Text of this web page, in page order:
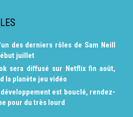
des derniers rôles de Sam Neill
juillet
sera diffusé sur Netflix fin août,
la planète jeu vidéo
est bouclé, rendez-
pour du très lourd